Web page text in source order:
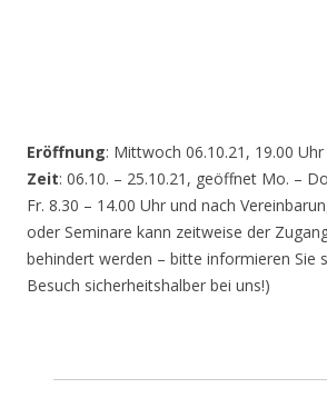
Eröffnung: Mittwoch 06.10.21, 19.00 Uhr
Zeit: 06.10. – 25.10.21, geöffnet Mo. –
Fr. 8.30 – 14.00 Uhr und nach
oder Seminare kann zeitweise der
behindert werden – bitte informieren Sie
Besuch sicherheitshalber bei uns!)